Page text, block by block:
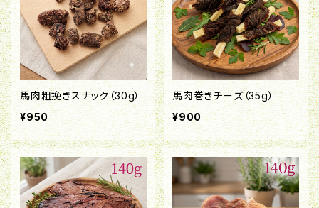
馬肉粗挽きスナック（30g）
¥950
馬肉巻きチーズ（35g）
¥900